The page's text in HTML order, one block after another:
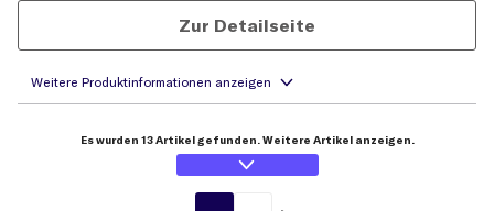
Zur Detailseite
Es wurden 13 Artikel gefunden. Weitere Artikel anzeigen.